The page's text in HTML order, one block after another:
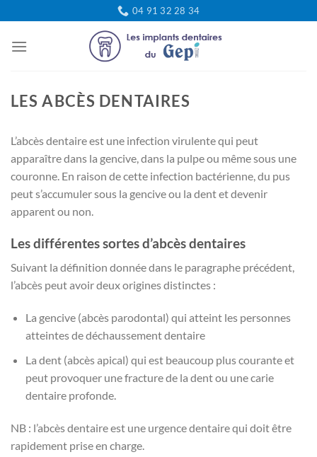
contenu
04 91 32 28 34
LES ABCÈS DENTAIRES
L’abcès dentaire est une infection virulente qui peut
apparaître dans la gencive, dans la pulpe ou même sous une
couronne. En raison de cette infection bactérienne, du pus
peut s’accumuler sous la gencive ou la dent et devenir
apparent ou non.
Les différentes sortes d’abcès dentaires
Suivant la définition donnée dans le paragraphe précédent,
l’abcès peut avoir deux origines distinctes :
La gencive (abcès parodontal) qui atteint les personnes
atteintes de déchaussement dentaire
La dent (abcès apical) qui est beaucoup plus courante et
peut provoquer une fracture de la dent ou une carie
dentaire profonde.
NB : l’abcès dentaire est une urgence dentaire qui doit être
rapidement prise en charge.